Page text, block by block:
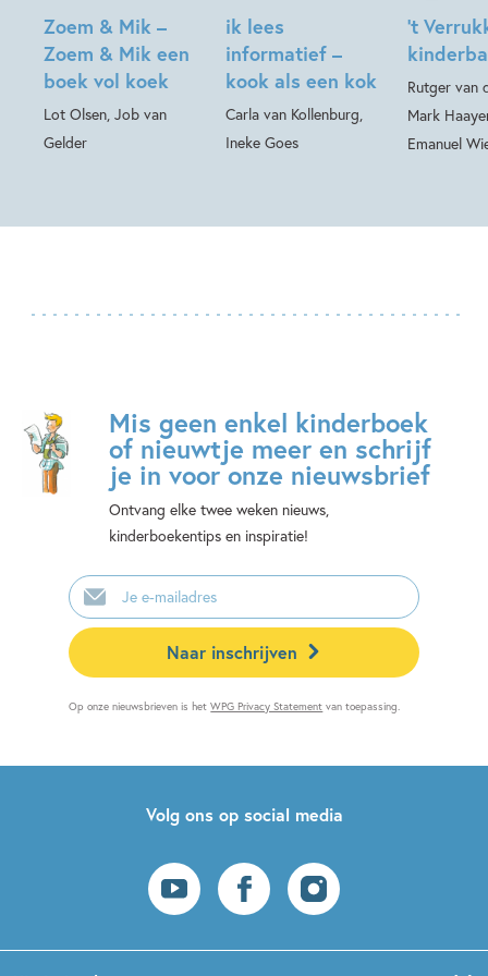
Zoem & Mik –
Zoem & Mik een
boek vol koek
Lot Olsen, Job van
Gelder
ik lees
informatief –
kook als een kok
Carla van Kollenburg,
Ineke Goes
’t
Rutger van
Mark
Emanuel
Mis geen enkel kinderboek
of nieuwtje meer en schrijf
je in voor onze nieuwsbrief
Ontvang elke twee weken nieuws,
kinderboekentips en inspiratie!
E-
mailadres
Naar inschrijven
Op onze nieuwsbrieven is hetWPG Privacy Statement van toepassing.
Volg ons op social media